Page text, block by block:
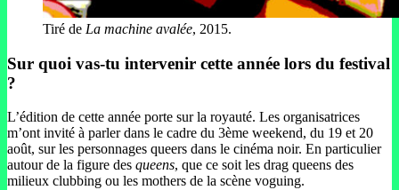
Tiré de La machine avalée, 2015.
Sur quoi vas-tu intervenir cette année lors du festival
?
L’édition de cette année porte sur la royauté. Les organisatrices
m’ont invité à parler dans le cadre du 3ème weekend, du 19 et 20
août, sur les personnages queers dans le cinéma noir. En particulier
autour de la figure des queens, que ce soit les drag queens des
milieux clubbing ou les mothers de la scène voguing.